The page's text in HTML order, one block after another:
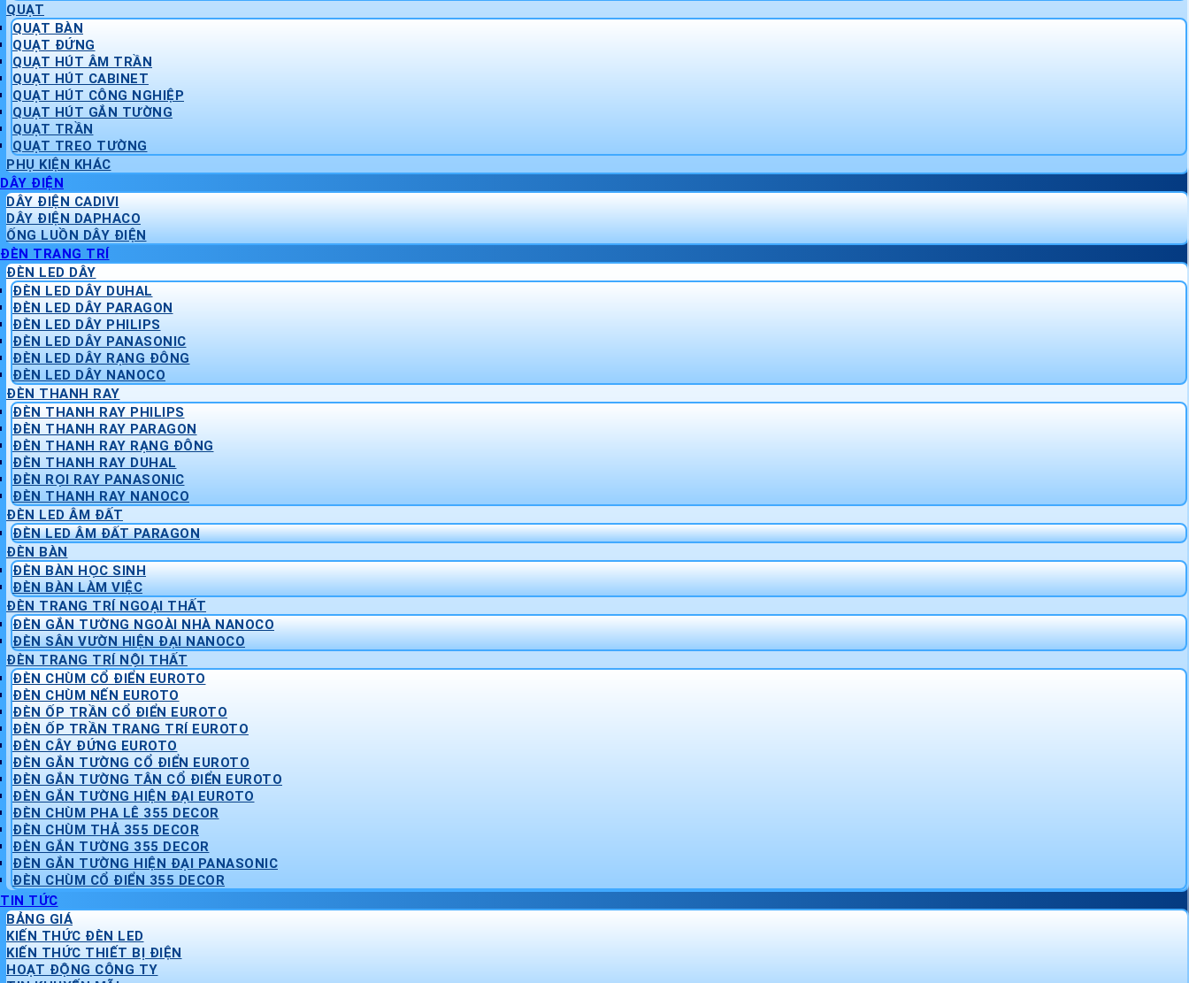
QUẠT
QUẠT BÀN
QUẠT ĐỨNG
QUẠT HÚT ÂM TRẦN
QUẠT HÚT CABINET
QUẠT HÚT CÔNG NGHIỆP
QUẠT HÚT GẮN TƯỜNG
QUẠT TRẦN
QUẠT TREO TƯỜNG
PHỤ KIỆN KHÁC
DÂY ĐIỆN
DÂY ĐIỆN CADIVI
DÂY ĐIỆN DAPHACO
ỐNG LUỒN DÂY ĐIỆN
ĐÈN TRANG TRÍ
ĐÈN LED DÂY
ĐÈN LED DÂY DUHAL
ĐÈN LED DÂY PARAGON
ĐÈN LED DÂY PHILIPS
ĐÈN LED DÂY PANASONIC
ĐÈN LED DÂY RẠNG ĐÔNG
ĐÈN LED DÂY NANOCO
ĐÈN THANH RAY
ĐÈN THANH RAY PHILIPS
ĐÈN THANH RAY PARAGON
ĐÈN THANH RAY RẠNG ĐÔNG
ĐÈN THANH RAY DUHAL
ĐÈN RỌI RAY PANASONIC
ĐÈN THANH RAY NANOCO
ĐÈN LED ÂM ĐẤT
ĐÈN LED ÂM ĐẤT PARAGON
ĐÈN BÀN
ĐÈN BÀN HỌC SINH
ĐÈN BÀN LÀM VIỆC
ĐÈN TRANG TRÍ NGOẠI THẤT
ĐÈN GẮN TƯỜNG NGOÀI NHÀ NANOCO
ĐÈN SÂN VƯỜN HIỆN ĐẠI NANOCO
ĐÈN TRANG TRÍ NỘI THẤT
ĐÈN CHÙM CỔ ĐIỂN EUROTO
ĐÈN CHÙM NẾN EUROTO
ĐÈN ỐP TRẦN CỔ ĐIỂN EUROTO
ĐÈN ỐP TRẦN TRANG TRÍ EUROTO
ĐÈN CÂY ĐỨNG EUROTO
ĐÈN GẮN TƯỜNG CỔ ĐIỂN EUROTO
ĐÈN GẮN TƯỜNG TÂN CỔ ĐIỂN EUROTO
ĐÈN GẮN TƯỜNG HIỆN ĐẠI EUROTO
ĐÈN CHÙM PHA LÊ 355 DECOR
ĐÈN CHÙM THẢ 355 DECOR
ĐÈN GẮN TƯỜNG 355 DECOR
ĐÈN GẮN TƯỜNG HIỆN ĐẠI PANASONIC
ĐÈN CHÙM CỔ ĐIỂN 355 DECOR
TIN TỨC
BẢNG GIÁ
KIẾN THỨC ĐÈN LED
KIẾN THỨC THIẾT BỊ ĐIỆN
HOẠT ĐỘNG CÔNG TY